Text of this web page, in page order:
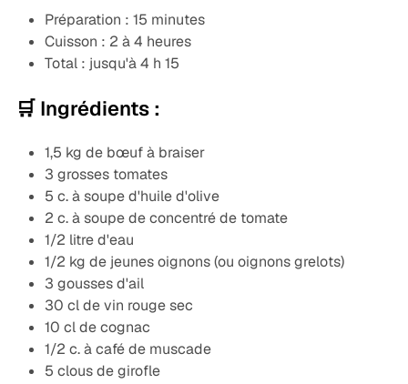
Préparation : 15 minutes
Cuisson : 2 à 4 heures
Total : jusqu'à 4 h 15
🛒 Ingrédients :
1,5 kg de bœuf à braiser
3 grosses tomates
5 c. à soupe d'huile d'olive
2 c. à soupe de concentré de tomate
1/2 litre d'eau
1/2 kg de jeunes oignons (ou oignons grelots)
3 gousses d'ail
30 cl de vin rouge sec
10 cl de cognac
1/2 c. à café de muscade
5 clous de girofle